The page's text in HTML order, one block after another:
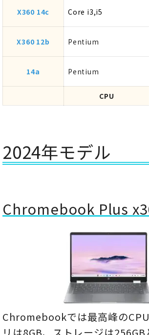
X360 14c Core i3,i5
X360 12b Pentium
14a Pentium
CPU
2024年モデル
Chromebook Plus
Chromebookでは最高峰の
リは8GB、ストレージは